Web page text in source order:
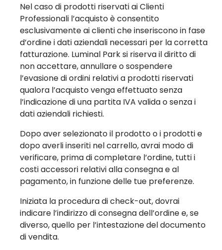
Nel caso di prodotti riservati ai Clienti
Professionali l’acquisto è consentito
esclusivamente ai clienti che inseriscono in fase
d’ordine i dati aziendali necessari per la corretta
fatturazione. Luminal Park si riserva il diritto di
non accettare, annullare o sospendere
l’evasione di ordini relativi a prodotti riservati
qualora l’acquisto venga effettuato senza
l’indicazione di una partita IVA valida o senza i
dati aziendali richiesti.
Dopo aver selezionato il prodotto o i prodotti e
dopo averli inseriti nel carrello, avrai modo di
verificare, prima di completare l’ordine, tutti i
costi accessori relativi alla consegna e al
pagamento, in funzione delle tue preferenze.
Iniziata la procedura di check-out, dovrai
indicare l’indirizzo di consegna dell’ordine e, se
diverso, quello per l’intestazione del documento
di vendita.